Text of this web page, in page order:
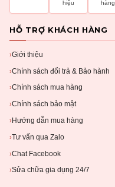
hiệu
hàng
HỖ TRỢ KHÁCH HÀNG
›Giới thiệu
›Chính sách đổi trả & Bảo hành
›Chính sách mua hàng
›Chính sách bảo mật
› Hướng dẫn mua hàng
›Tư vấn qua Zalo
›Chat Facebook
›Sửa chữa gia dụng 24/7